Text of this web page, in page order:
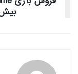
بیش از 5